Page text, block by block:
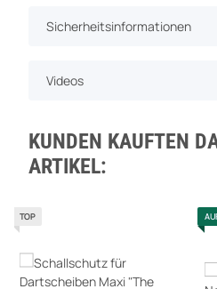
Sicherheitsinformationen
Videos
KUNDEN KAUFTEN
ARTIKEL:
TOP